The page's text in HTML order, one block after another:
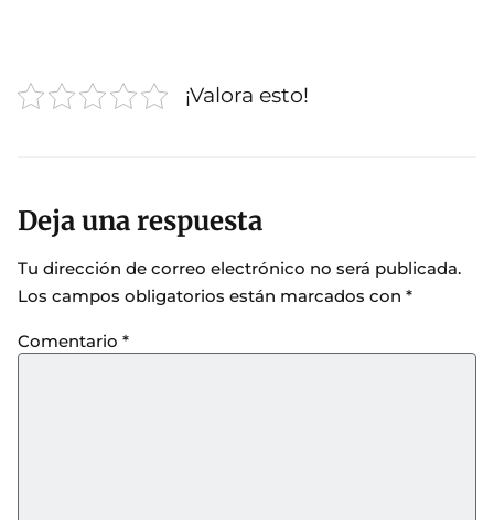
¡Valora esto!
Deja una respuesta
Tu dirección de correo electrónico no será publicada.
Los campos obligatorios están marcados con *
Comentario *